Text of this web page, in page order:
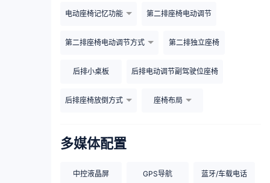
电动座椅记忆功能 第二排座椅电动调节
第二排座椅电动调节方式 第二排独立座椅
后排小桌板 后排电动调节副驾驶位座椅
后排座椅放倒方式 座椅布局
多媒体配置
中控液晶屏 GPS导航 蓝牙/车载电话